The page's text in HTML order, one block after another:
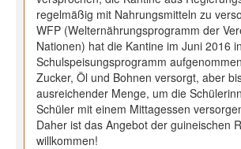
regelmäßig mit Nahrungsmitteln zu
WFP (Welternährungsprogramm der
Nationen) hat die Kantine im Juni 2016
Schulspeisungsprogramm
Zucker, Öl und Bohnen versorgt, aber
ausreichender Menge, um die
Schüler mit einem Mittagessen
Daher ist das Angebot der guineischen
willkommen!